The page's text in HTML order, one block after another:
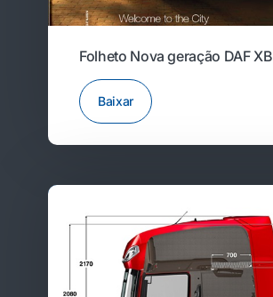
Folheto Nova geração DAF XB
Baixar